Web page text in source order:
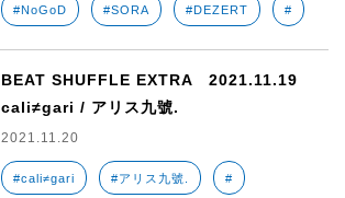
#NoGoD #SORA #DEZERT #
BEAT SHUFFLE EXTRA 2021.11.19
cali≠gari / アリス九號.
2021.11.20
#cali≠gari #アリス九號. #